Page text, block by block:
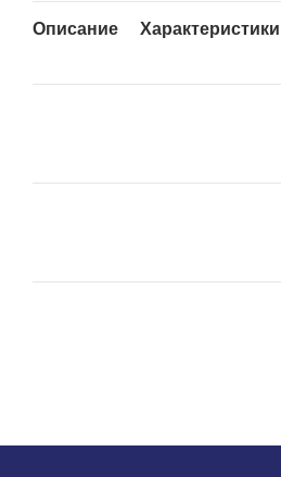
Описание Характеристики